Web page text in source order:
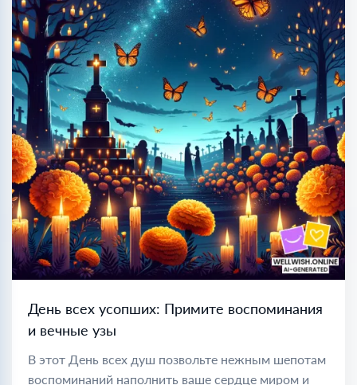
День всех усопших: Примите воспоминания
и вечные узы
В этот День всех душ позвольте нежным шепотам
воспоминаний наполнить ваше сердце миром и